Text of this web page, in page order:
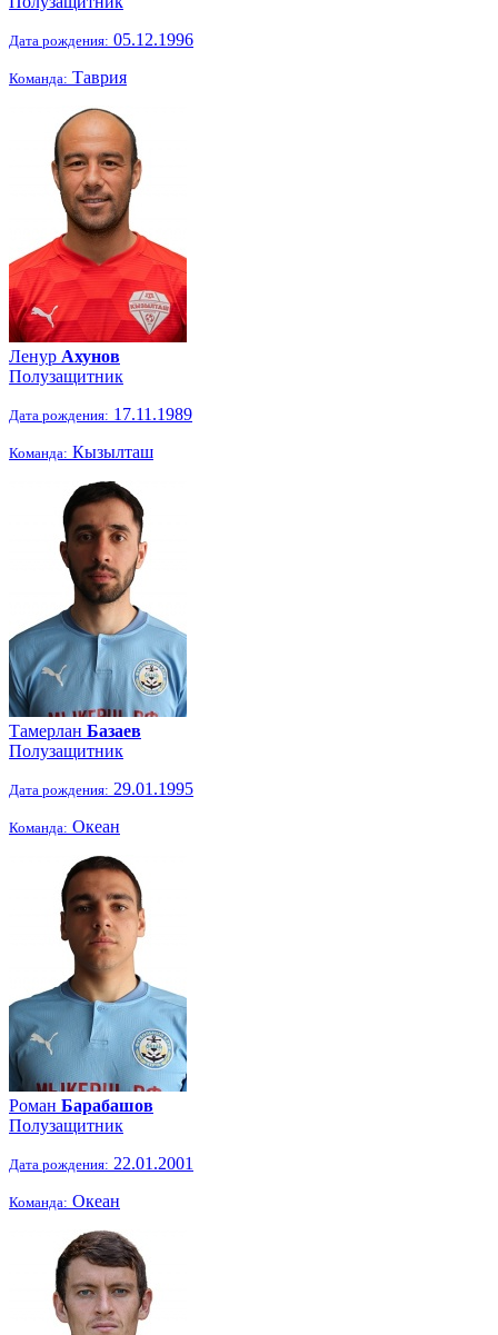
Дата рождения: 05.12.1996
Команда: Таврия
Ленур Ахунов
Полузащитник
Дата рождения: 17.11.1989
Команда: Кызылташ
Тамерлан Базаев
Полузащитник
Дата рождения: 29.01.1995
Команда: Океан
Роман Барабашов
Полузащитник
Дата рождения: 22.01.2001
Команда: Океан